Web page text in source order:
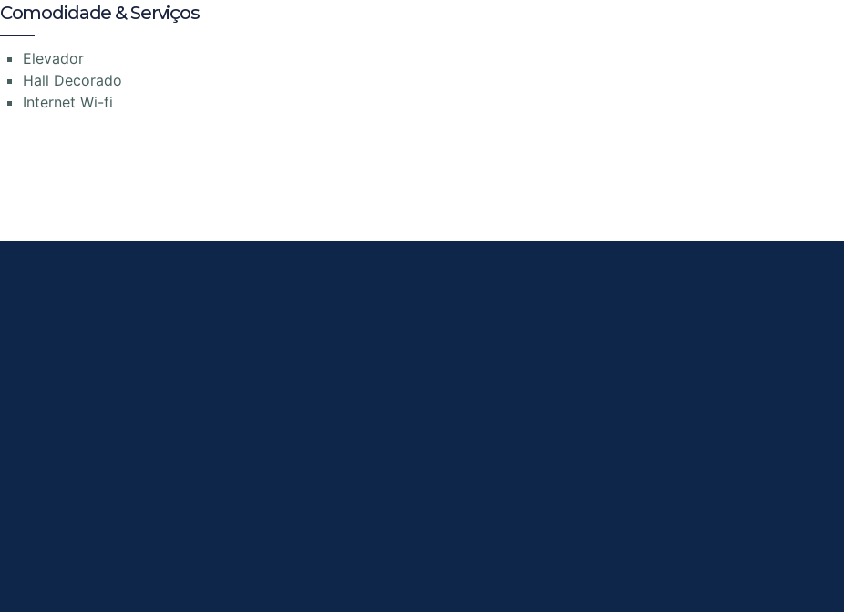
Comodidade & Serviços
Elevador
Hall Decorado
Internet Wi-fi